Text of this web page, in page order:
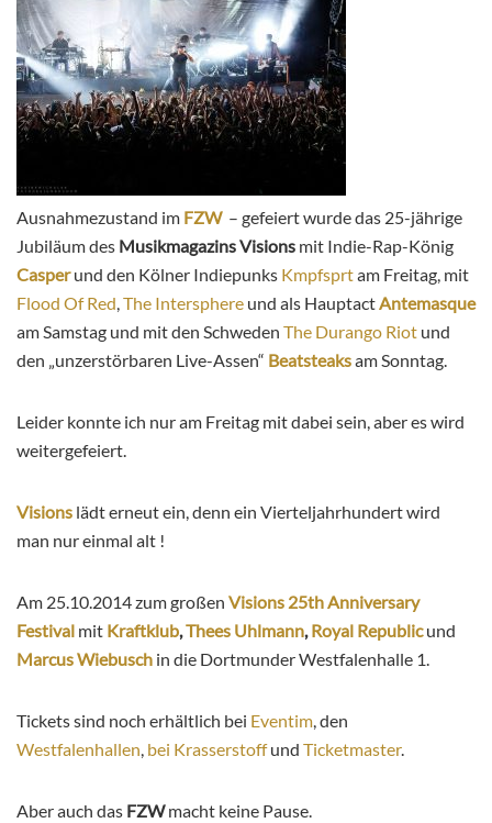
Ausnahmezustand im FZW – gefeiert wurde das 25-jährige
Jubiläum des Musikmagazins Visions mit Indie-Rap-König
Casperund den Kölner Indiepunks Kmpfsprtam Freitag, mit
Flood Of Red,The Intersphere und als HauptactAntemasque
am Samstag und mit den Schweden The Durango Riot und
den „unzerstörbaren Live-Assen“ Beatsteaksam Sonntag.
Leider konnte ich nur am Freitag mit dabei sein, aber es wird
weitergefeiert.
Visions lädt erneut ein, denn ein Vierteljahrhundert wird
man nur einmal alt !
Am 25.10.2014 zum großen Visions 25th Anniversary
Festival mit Kraftklub,Thees Uhlmann,Royal Republicund
Marcus Wiebusch in die Dortmunder Westfalenhalle 1.
Tickets sind noch erhältlich bei Eventim, den
Westfalenhallen, bei Krasserstoffund Ticketmaster.
Aber auch das FZWmacht keine Pause.